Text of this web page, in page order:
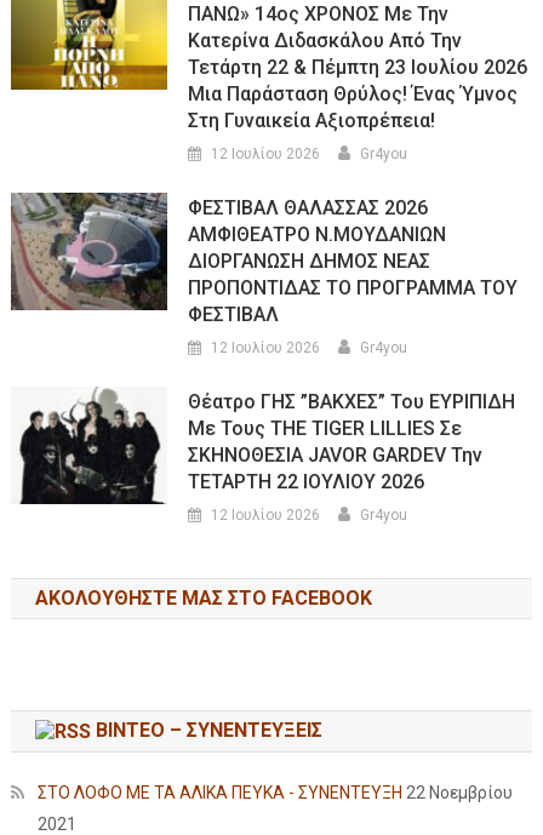
ΠΑΝΩ» 14ος ΧΡΟΝΟΣ Με Την
Κατερίνα Διδασκάλου Από Την
Τετάρτη 22 & Πέμπτη 23 Ιουλίου 2026
Μια Παράσταση Θρύλος! Ένας Ύμνος
Στη Γυναικεία Αξιοπρέπεια!
12 Ιουλίου 2026 Gr4you
ΦΕΣΤΙΒΑΛ ΘΑΛΑΣΣΑΣ 2026
ΑΜΦΙΘΕΑΤΡΟ Ν.ΜΟΥΔΑΝΙΩΝ
ΔΙΟΡΓΑΝΩΣΗ ΔΗΜΟΣ ΝΕΑΣ
ΠΡΟΠΟΝΤΙΔΑΣ ΤΟ ΠΡΟΓΡΑΜΜΑ ΤΟΥ
ΦΕΣΤΙΒΑΛ
12 Ιουλίου 2026 Gr4you
Θέατρο ΓΗΣ ”ΒΑΚΧΕΣ” Του ΕΥΡΙΠΙΔΗ
Με Τους THE TIGER LILLIES Σε
ΣΚΗΝΟΘΕΣΙΑ JAVOR GARDEV Την
ΤΕΤΑΡΤΗ 22 ΙΟΥΛΙΟΥ 2026
12 Ιουλίου 2026 Gr4you
ΑΚΟΛΟΥΘΉΣΤΕ ΜΑΣ ΣΤΟ FACEBOOK
ΒΙΝΤΕΟ – ΣΥΝΕΝΤΕΥΞΕΙΣ
ΣΤΟ ΛΟΦΟ ΜΕ ΤΑ ΑΛΙΚΑ ΠΕΥΚΑ - ΣΥΝΕΝΤΕΥΞΗ 22 Νοεμβρίου
2021